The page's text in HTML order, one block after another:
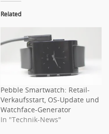
Related
Pebble Smartwatch: Retail-
Verkaufsstart, OS-Update und
Watchface-Generator
In "Technik-News"